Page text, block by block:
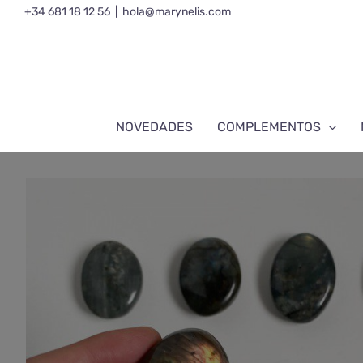
Saltar+34 681 18 12 56 hola@marynelis.com
NOVEDADES COMPLEMENTOS